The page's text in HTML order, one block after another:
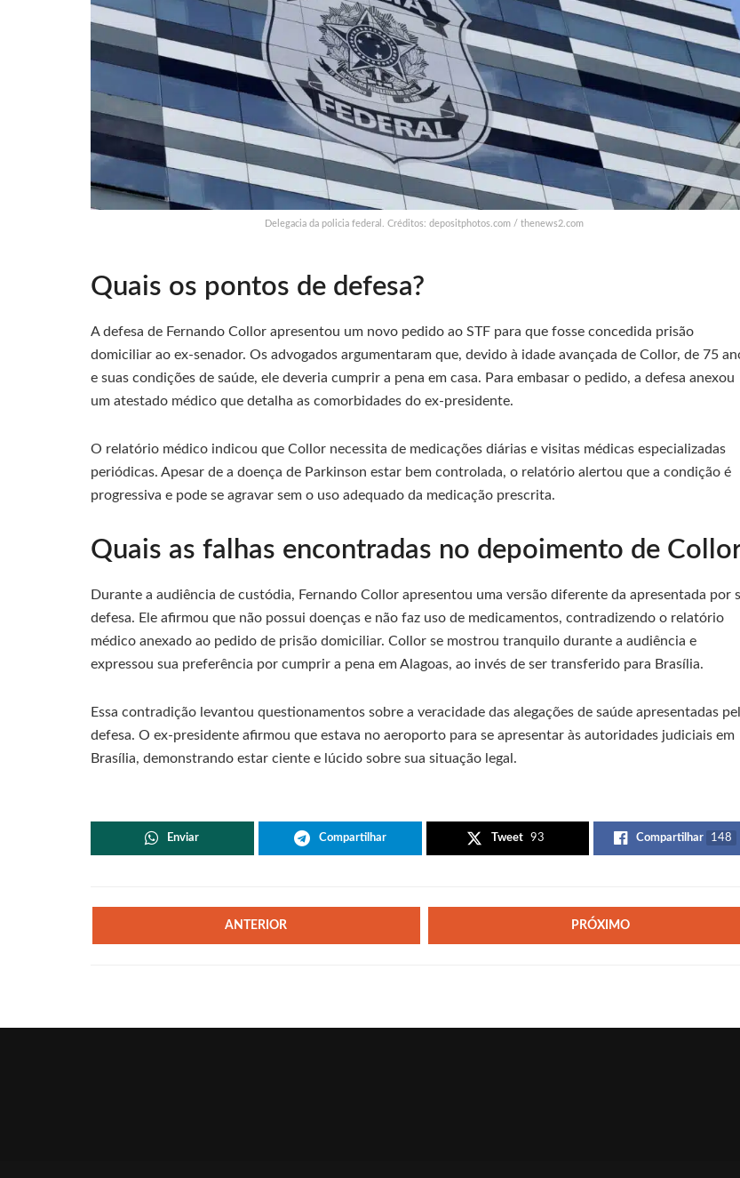
Delegacia da policia federal. Créditos: depositphotos.com / thenews2.com
Quais os pontos de defesa?
A defesa de Fernando Collor apresentou um novo pedido ao STF para que fosse concedida prisão
domiciliar ao ex-senador. Os advogados argumentaram que, devido à idade avançada de Collor, de 75
e suas condições de saúde, ele deveria cumprir a pena em casa. Para embasar o pedido, a defesa anexou
um atestado médico que detalha as comorbidades do ex-presidente.
O relatório médico indicou que Collor necessita de medicações diárias e visitas médicas especializadas
periódicas. Apesar de a doença de Parkinson estar bem controlada, o relatório alertou que a condição é
progressiva e pode se agravar sem o uso adequado da medicação prescrita.
Quais as falhas encontradas no depoimento de
Durante a audiência de custódia, Fernando Collor apresentou uma versão diferente da apresentada por
defesa. Ele afirmou que não possui doenças e não faz uso de medicamentos, contradizendo o relatório
médico anexado ao pedido de prisão domiciliar. Collor se mostrou tranquilo durante a audiência e
expressou sua preferência por cumprir a pena em Alagoas, ao invés de ser transferido para Brasília.
Essa contradição levantou questionamentos sobre a veracidade das alegações de saúde apresentadas
defesa. O ex-presidente afirmou que estava no aeroporto para se apresentar às autoridades judiciais em
Brasília, demonstrando estar ciente e lúcido sobre sua situação legal.
Enviar Compartilhar Tweet 93 Compartilhar 148
ANTERIOR PRÓXIMO